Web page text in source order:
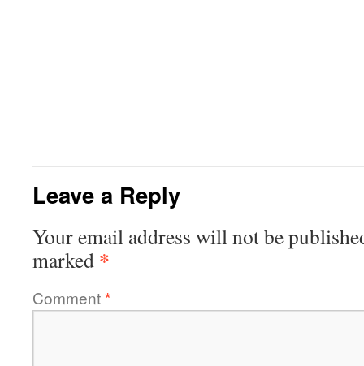
Leave a Reply
Your email address will not be
marked *
Comment*